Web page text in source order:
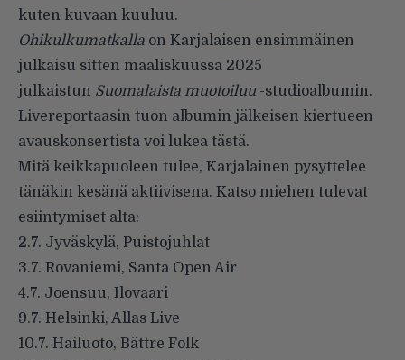
kuten kuvaan kuuluu.
Ohikulkumatkalla on Karjalaisen ensimmäinen
julkaisu sitten maaliskuussa 2025
julkaistun Suomalaista muotoiluu-studioalbumin.
Livereportaasin tuon albumin jälkeisen kiertueen
avauskonsertista voi lukea tästä.
Mitä keikkapuoleen tulee, Karjalainen pysyttelee
tänäkin kesänä aktiivisena. Katso miehen tulevat
esiintymiset alta:
2.7. Jyväskylä, Puistojuhlat
3.7. Rovaniemi, Santa Open Air
4.7. Joensuu, Ilovaari
9.7. Helsinki, Allas Live
10.7. Hailuoto, Bättre Folk